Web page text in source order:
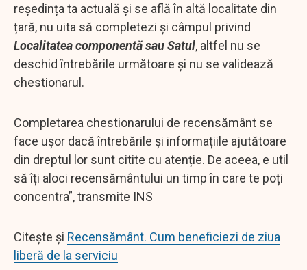
reședința ta actuală și se află în altă localitate din
țară, nu uita să completezi și câmpul privind
Localitatea componentă sau Satul, altfel nu se
deschid întrebările următoare și nu se validează
chestionarul.
Completarea chestionarului de recensământ se
face ușor dacă întrebările și informațiile ajutătoare
din dreptul lor sunt citite cu atenție. De aceea, e util
să îți aloci recensământului un timp în care te poți
concentra”, transmite INS
Citește și Recensământ. Cum beneficiezi de ziua
liberă de la serviciu